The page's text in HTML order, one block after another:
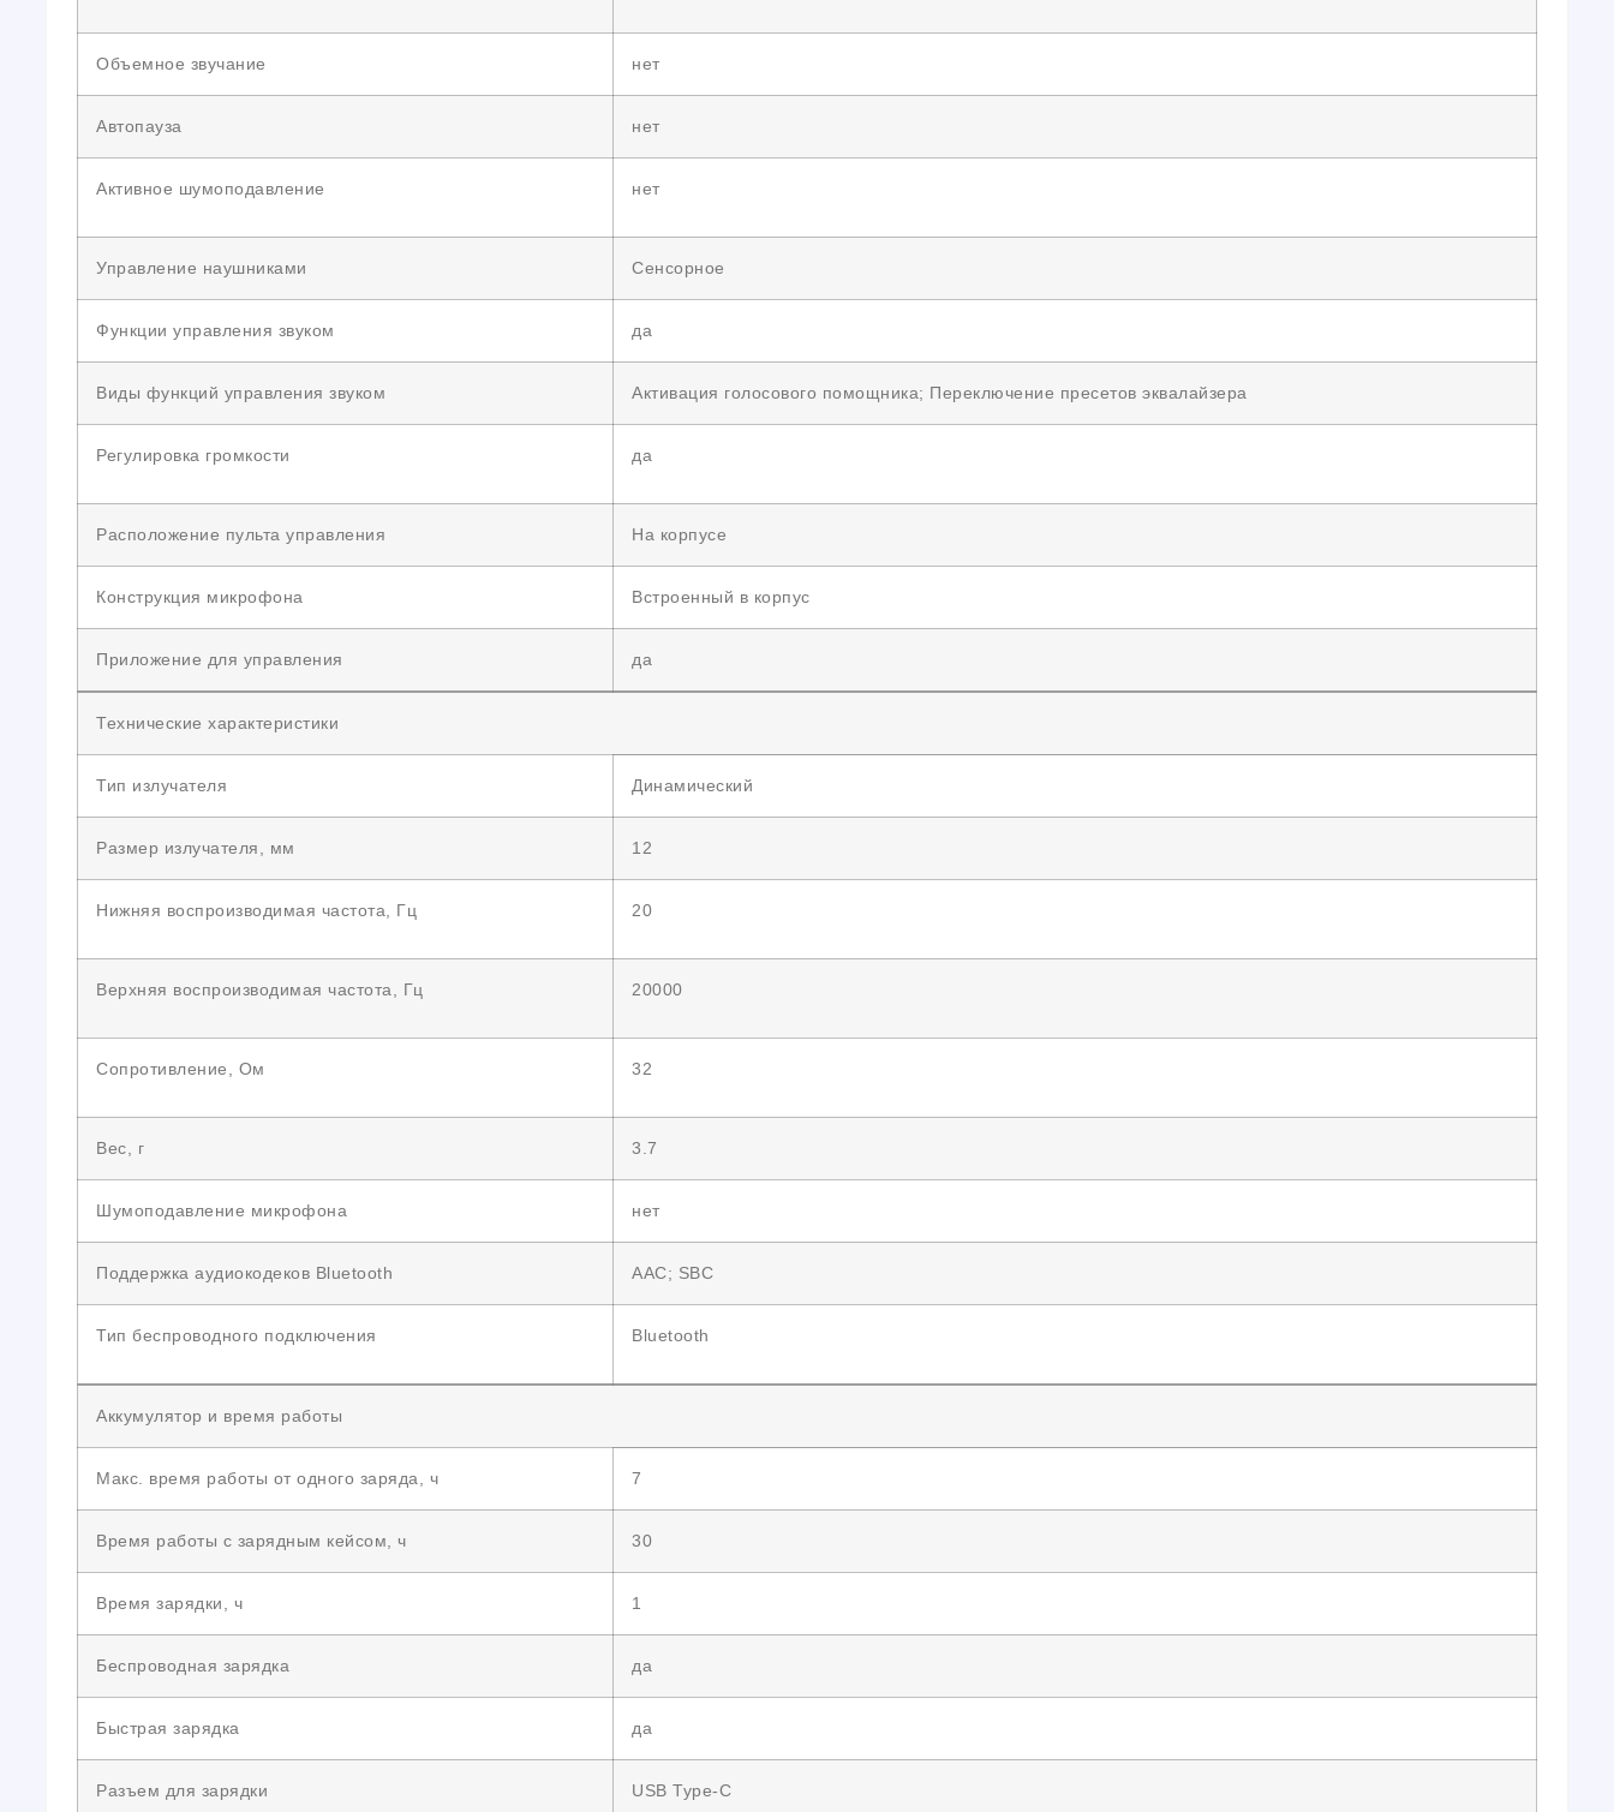
Объемное звучание нет
Автопауза нет
Активное шумоподавление нет
Управление наушниками Сенсорное
Функции управления звуком да
Виды функций управления звуком Активация голосового помощника; Переключение пресетов эквалайзера
Регулировка громкости да
Расположение пульта управления На корпусе
Конструкция микрофона Встроенный в корпус
Приложение для управления да
Технические характеристики
Тип излучателя Динамический
Размер излучателя, мм 12
Нижняя воспроизводимая частота, Гц 20
Верхняя воспроизводимая частота, Гц 20000
Сопротивление, Ом 32
Вес, г 3.7
Шумоподавление микрофона нет
Поддержка аудиокодеков Bluetooth AAC; SBC
Тип беспроводного подключения Bluetooth
Аккумулятор и время работы
Макс. время работы от одного заряда, ч 7
Время работы с зарядным кейсом, ч 30
Время зарядки, ч 1
Беспроводная зарядка да
Быстрая зарядка да
Разъем для зарядки USB Type-C